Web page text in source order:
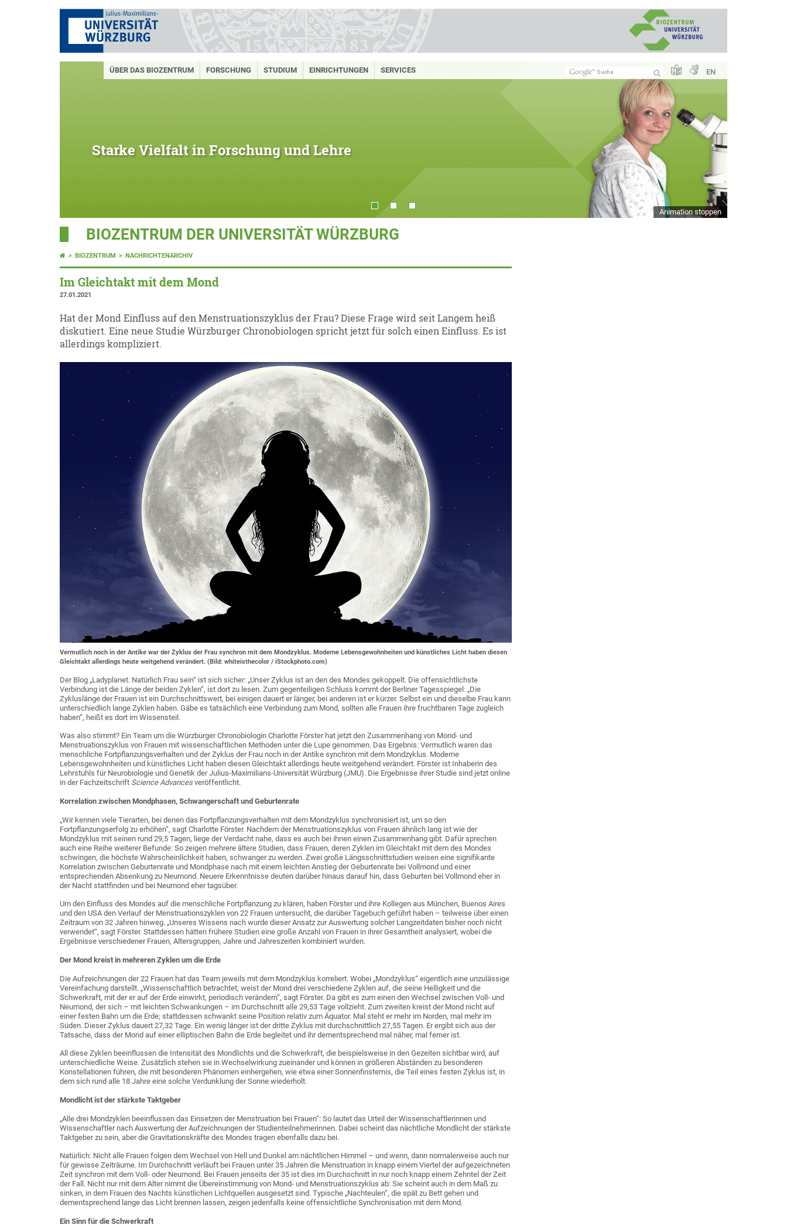
EN
ÜBER DAS BIOZENTRUM FORSCHUNG STUDIUM EINRICHTUNGEN SERVICES
Starke Vielfalt in Forschung und Lehre
Animation stoppen
BIOZENTRUM DER UNIVERSITÄT WÜRZBURG
BIOZENTRUM NACHRICHTENARCHIV
Im Gleichtakt mit dem Mond
27.01.2021
Hat der Mond Einfluss auf den Menstruationszyklus der Frau? Diese Frage wird seit Langem heiß
diskutiert. Eine neue Studie Würzburger Chronobiologen spricht jetzt für solch einen Einfluss. Es ist
allerdings kompliziert.
Vermutlich noch in der Antike war der Zyklus der Frau synchron mit dem Mondzyklus. Moderne Lebensgewohnheiten und künstliches Licht haben diesen
Gleichtakt allerdings heute weitgehend verändert. (Bild: whiteisthecolor / iStockphoto.com)
Der Blog „Ladyplanet. Natürlich Frau sein“ ist sich sicher: „Unser Zyklus ist an den des Mondes gekoppelt. Die offensichtlichste
Verbindung ist die Länge der beiden Zyklen“, ist dort zu lesen. Zum gegenteiligen Schluss kommt der Berliner Tagesspiegel: „Die
Zykluslänge der Frauen ist ein Durchschnittswert, bei einigen dauert er länger, bei anderen ist er kürzer. Selbst ein und dieselbe Frau kann
unterschiedlich lange Zyklen haben. Gäbe es tatsächlich eine Verbindung zum Mond, sollten alle Frauen ihre fruchtbaren Tage zugleich
haben“, heißt es dort im Wissensteil.
Was also stimmt? Ein Team um die Würzburger Chronobiologin Charlotte Förster hat jetzt den Zusammenhang von Mond- und
Menstruationszyklus von Frauen mit wissenschaftlichen Methoden unter die Lupe genommen. Das Ergebnis: Vermutlich waren das
menschliche Fortpflanzungsverhalten und der Zyklus der Frau noch in der Antike synchron mit dem Mondzyklus. Moderne
Lebensgewohnheiten und künstliches Licht haben diesen Gleichtakt allerdings heute weitgehend verändert. Förster ist Inhaberin des
Lehrstuhls für Neurobiologie und Genetik der Julius-Maximilians-Universität Würzburg (JMU). Die Ergebnisse ihrer Studie sind jetzt online
in der Fachzeitschrift Science Advancesveröffentlicht.
Korrelation zwischen Mondphasen, Schwangerschaft und Geburtenrate
„Wir kennen viele Tierarten, bei denen das Fortpflanzungsverhalten mit dem Mondzyklus synchronisiert ist, um so den
Fortpflanzungserfolg zu erhöhen“, sagt Charlotte Förster. Nachdem der Menstruationszyklus von Frauen ähnlich lang ist wie der
Mondzyklus mit seinen rund 29,5 Tagen, liege der Verdacht nahe, dass es auch bei ihnen einen Zusammenhang gibt. Dafür sprechen
auch eine Reihe weiterer Befunde: So zeigen mehrere ältere Studien, dass Frauen, deren Zyklen im Gleichtakt mit dem des Mondes
schwingen, die höchste Wahrscheinlichkeit haben, schwanger zu werden. Zwei große Längsschnittstudien weisen eine signifikante
Korrelation zwischen Geburtenrate und Mondphase nach mit einem leichten Anstieg der Geburtenrate bei Vollmond und einer
entsprechenden Absenkung zu Neumond. Neuere Erkenntnisse deuten darüber hinaus darauf hin, dass Geburten bei Vollmond eher in
der Nacht stattfinden und bei Neumond eher tagsüber.
Um den Einfluss des Mondes auf die menschliche Fortpflanzung zu klären, haben Förster und ihre Kollegen aus München, Buenos Aires
und den USA den Verlauf der Menstruationszyklen von 22 Frauen untersucht, die darüber Tagebuch geführt haben – teilweise über einen
Zeitraum von 32 Jahren hinweg. „Unseres Wissens nach wurde dieser Ansatz zur Auswertung solcher Langzeitdaten bisher noch nicht
verwendet“, sagt Förster. Stattdessen hätten frühere Studien eine große Anzahl von Frauen in ihrer Gesamtheit analysiert, wobei die
Ergebnisse verschiedener Frauen, Altersgruppen, Jahre und Jahreszeiten kombiniert wurden.
Der Mond kreist in mehreren Zyklen um die Erde
Die Aufzeichnungen der 22 Frauen hat das Team jeweils mit dem Mondzyklus korreliert. Wobei „Mondzyklus“ eigentlich eine unzulässige
Vereinfachung darstellt. „Wissenschaftlich betrachtet, weist der Mond drei verschiedene Zyklen auf, die seine Helligkeit und die
Schwerkraft, mit der er auf der Erde einwirkt, periodisch verändern“, sagt Förster. Da gibt es zum einen den Wechsel zwischen Voll- und
Neumond, der sich – mit leichten Schwankungen – im Durchschnitt alle 29,53 Tage vollzieht. Zum zweiten kreist der Mond nicht auf
einer festen Bahn um die Erde; stattdessen schwankt seine Position relativ zum Äquator. Mal steht er mehr im Norden, mal mehr im
Süden. Dieser Zyklus dauert 27,32 Tage. Ein wenig länger ist der dritte Zyklus mit durchschnittlich 27,55 Tagen. Er ergibt sich aus der
Tatsache, dass der Mond auf einer elliptischen Bahn die Erde begleitet und ihr dementsprechend mal näher, mal ferner ist.
All diese Zyklen beeinflussen die Intensität des Mondlichts und die Schwerkraft, die beispielsweise in den Gezeiten sichtbar wird, auf
unterschiedliche Weise. Zusätzlich stehen sie in Wechselwirkung zueinander und können in größeren Abständen zu besonderen
Konstellationen führen, die mit besonderen Phänomen einhergehen, wie etwa einer Sonnenfinsternis, die Teil eines festen Zyklus ist, in
dem sich rund alle 18 Jahre eine solche Verdunklung der Sonne wiederholt.
Mondlicht ist der stärkste Taktgeber
„Alle drei Mondzyklen beeinflussen das Einsetzen der Menstruation bei Frauen“: So lautet das Urteil der Wissenschaftlerinnen und
Wissenschaftler nach Auswertung der Aufzeichnungen der Studienteilnehmerinnen. Dabei scheint das nächtliche Mondlicht der stärkste
Taktgeber zu sein, aber die Gravitationskräfte des Mondes tragen ebenfalls dazu bei.
Natürlich: Nicht alle Frauen folgen dem Wechsel von Hell und Dunkel am nächtlichen Himmel – und wenn, dann normalerweise auch nur
für gewisse Zeiträume. Im Durchschnitt verläuft bei Frauen unter 35 Jahren die Menstruation in knapp einem Viertel der aufgezeichneten
Zeit synchron mit dem Voll- oder Neumond. Bei Frauen jenseits der 35 ist dies im Durchschnitt in nur noch knapp einem Zehntel der Zeit
der Fall. Nicht nur mit dem Alter nimmt die Übereinstimmung von Mond- und Menstruationszyklus ab: Sie scheint auch in dem Maß zu
sinken, in dem Frauen des Nachts künstlichen Lichtquellen ausgesetzt sind. Typische „Nachteulen“, die spät zu Bett gehen und
dementsprechend lange das Licht brennen lassen, zeigen jedenfalls keine offensichtliche Synchronisation mit dem Mond.
Ein Sinn für die Schwerkraft